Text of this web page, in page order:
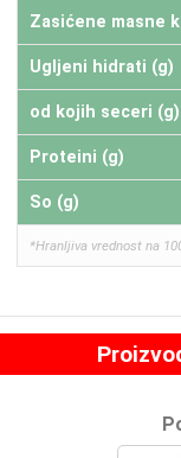
Zasićene masne
Ugljeni hidrati (g)
od kojih seceri (g)
Proteini (g)
So (g)
*Hranljiva vrednost na